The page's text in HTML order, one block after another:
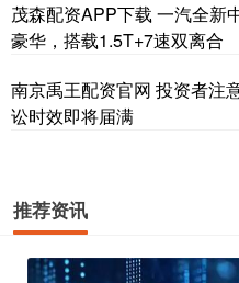
茂森配资APP下载 一汽全新
豪华，搭载1.5T+7速双离合
南京禹王配资官网 投资者注
讼时效即将届满
推荐资讯